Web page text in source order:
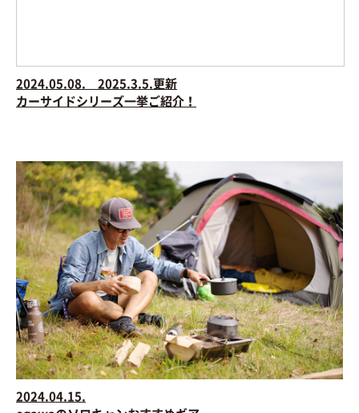
2024.05.08. 2025.3.5.更新
カーサイドシリーズ一挙ご紹介！
2024.04.15.